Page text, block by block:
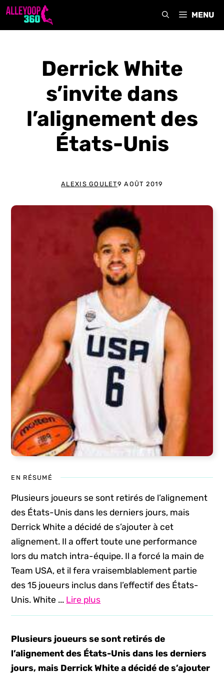
Aller
MENU
Derrick White
s’invite dans
l’alignement des
États-Unis
ALEXIS GOULET9 AOÛT 2019
EN RÉSUMÉ
Plusieurs joueurs se sont retirés de l’alignement
des États-Unis dans les derniers jours, mais
Derrick White a décidé de s’ajouter à cet
alignement. Il a offert toute une performance
lors du match intra-équipe. Il a forcé la main de
Team USA, et il fera vraisemblablement partie
des 15 joueurs inclus dans l’effectif des États-
Unis. White ... Lire plus
Plusieurs joueurs se sont retirés de
l’alignement des États-Unis dans les derniers
jours, mais Derrick White a décidé de s’ajouter